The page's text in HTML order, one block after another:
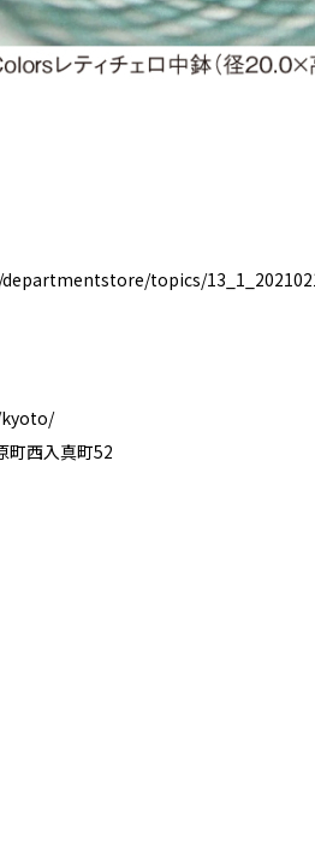
topics/
町西入真町52